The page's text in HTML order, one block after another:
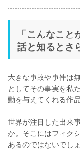
「こんなこ
話と知るとさ
大きな事故や事件は
としてその事実を私
動を与えてくれる作
世界が注目した出来
か。そこにはフィク
あるのではないでしょ